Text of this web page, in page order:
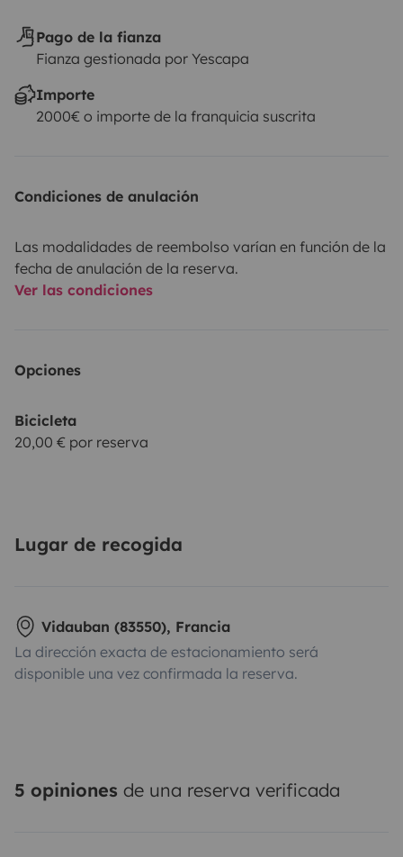
Pago de la fianza
Fianza gestionada por Yescapa
Importe
2000€ o importe de la franquicia suscrita
Condiciones de anulación
Las modalidades de reembolso varían en función de la
fecha de anulación de la reserva.
Ver las condiciones
Opciones
Bicicleta
20,00 € por reserva
Lugar de recogida
Vidauban (83550), Francia
La dirección exacta de estacionamiento será
disponible una vez confirmada la reserva.
5 opiniones de una reserva verificada